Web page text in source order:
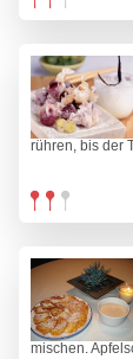
rühren, bis der
mischen.